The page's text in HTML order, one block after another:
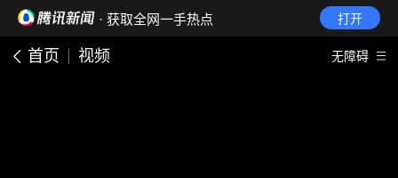
· 获取全网一手热点 打开
首页 视频 无障碍